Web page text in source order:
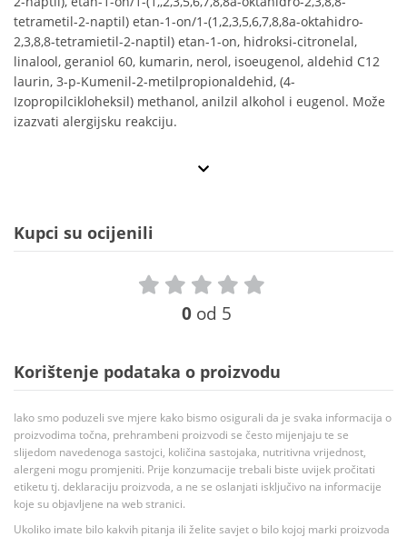
tetrametil-2-naptil) etan-1-on/1-(1,2,3,5,6,7,8,8a-oktahidro-
2,3,8,8-tetramietil-2-naptil) etan-1-on, hidroksi-citronelal,
linalool, geraniol 60, kumarin, nerol, isoeugenol, aldehid C12
laurin, 3-p-Kumenil-2-metilpropionaldehid, (4-
Izopropilcikloheksil) methanol, anilzil alkohol i eugenol. Može
izazvati alergijsku reakciju.
Kupci su ocijenili
0 od 5
Korištenje podataka o proizvodu
Iako smo poduzeli sve mjere kako bismo osigurali da je svaka informacija o
proizvodima točna, prehrambeni proizvodi se često mijenjaju te se
slijedom navedenoga sastojci, količina sastojaka, nutritivna vrijednost,
alergeni mogu promjeniti. Prije konzumacije trebali biste uvijek pročitati
etiketu tj. deklaraciju proizvoda, a ne se oslanjati isključivo na informacije
koje su objavljene na web stranici.
Ukoliko imate bilo kakvih pitanja ili želite savjet o bilo kojoj marki proizvoda